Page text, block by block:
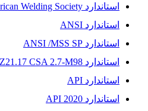
استاندارد American Welding Society
استاندارد ANSI
استاندارد ANSI /MSS SP
استاندارد ANSI Z21.17 CSA 2.7-M98
استاندارد API
استاندارد API 2020